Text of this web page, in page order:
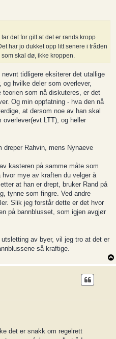
det for gitt at det er rands kropp
har jo dukket opp litt senere i tråden
skal dø, ikke kroppen.
tidligere eksiterer det utallige
hvilke deler som overlever,
som nå diskuteres, er det
Og min oppfatning - hva den nå
at dersom noe av han skal
overlever(evt LTT), og heller
dreper Rahvin, mens Nynaeve
kasteren på samme måte som
mye av kraften du velger å
at han er drept, bruker Rand på
tynne som fingre. Ved andre
Slik jeg forstår dette er det hvor
på bannblusset, som igjen avgjør
av byer, vil jeg tro at det er
så kraftige.
det er snakk om regelrett